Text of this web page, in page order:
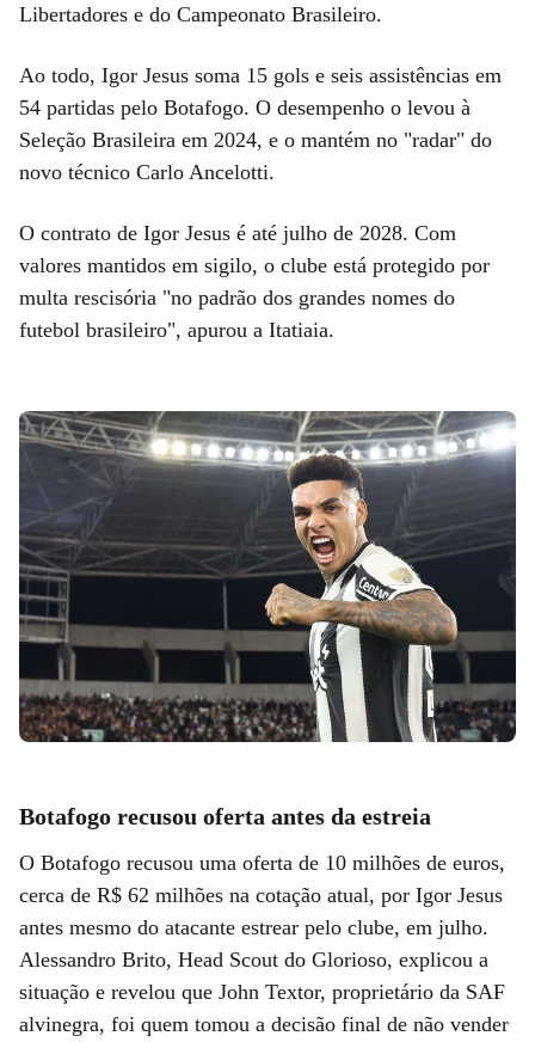
Libertadores e do Campeonato Brasileiro.
Ao todo, Igor Jesus soma 15 gols e seis assistências em
54 partidas pelo Botafogo. O desempenho o levou à
Seleção Brasileira em 2024, e o mantém no "radar" do
novo técnico Carlo Ancelotti.
O contrato de Igor Jesus é até julho de 2028. Com
valores mantidos em sigilo, o clube está protegido por
multa rescisória "no padrão dos grandes nomes do
futebol brasileiro", apurou a Itatiaia.
Botafogo recusou oferta antes da estreia
O Botafogo recusou uma oferta de 10 milhões de euros,
cerca de R$ 62 milhões na cotação atual, por Igor Jesus
antes mesmo do atacante estrear pelo clube, em julho.
Alessandro Brito, Head Scout do Glorioso, explicou a
situação e revelou que John Textor, proprietário da SAF
alvinegra, foi quem tomou a decisão final de não vender